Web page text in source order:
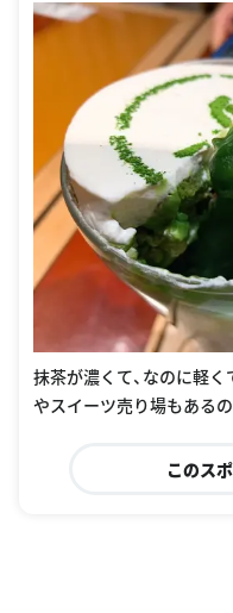
抹茶が濃くて、なのに軽
やスイーツ売り場もある
このス